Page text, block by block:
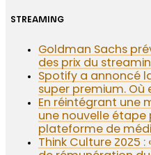
STREAMING
Goldman Sachs
des prix du
Spotify a annoncé
super premium. Où
En réintégrant une
une nouvelle étape
plateforme de
Think Culture 2025